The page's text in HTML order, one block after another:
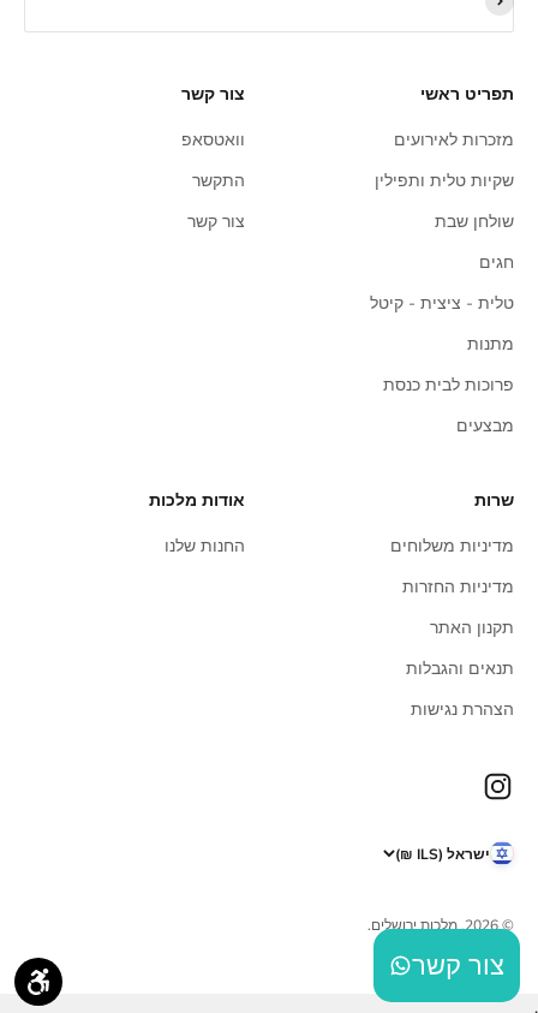
תפריט ראשי
מזכרות לאירועים
שקיות טלית ותפילין
שולחן שבת
חגים
טלית - ציצית - קיטל
מתנות
פרוכות לבית כנסת
מבצעים
צור קשר
וואטסאפ
התקשר
צור קשר
שרות
מדיניות משלוחים
מדיניות החזרות
תקנון האתר
תנאים והגבלות
הצהרת נגישות
אודות מלכות
החנות שלנו
ישראל (ILS ₪)
© 2026, מלכות ירושלים.
.
צור קשר